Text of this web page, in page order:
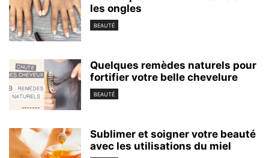
les ongles
BEAUTÉ
Quelques remèdes naturels pour
fortifier votre belle chevelure
BEAUTÉ
Sublimer et soigner votre beauté
avec les utilisations du miel